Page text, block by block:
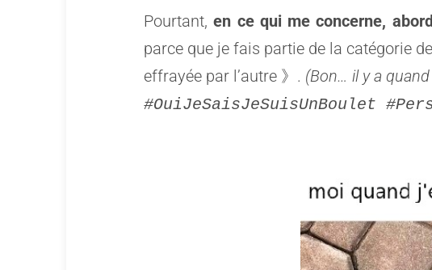
Pourtant,en ce qui me concerne,
parce que je fais partie de la catégorie
effrayée par l’autre 》. (Bon… il y a
#OuiJeSaisJeSuisUnBoulet